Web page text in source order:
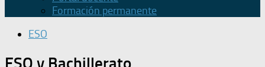
Formación permanente
ESO